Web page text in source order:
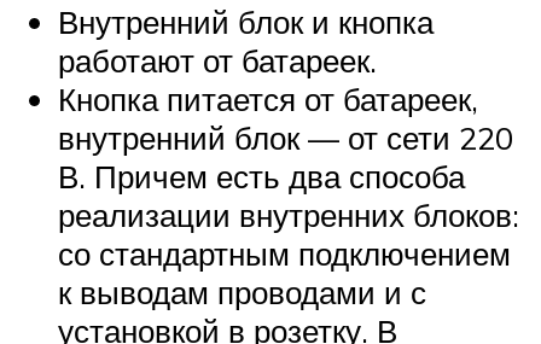
Внутренний блок и кнопка
работают от батареек.
Кнопка питается от батареек,
внутренний блок — от сети 220
В. Причем есть два способа
реализации внутренних блоков:
со стандартным подключением
к выводам проводами и с
установкой в розетку. В